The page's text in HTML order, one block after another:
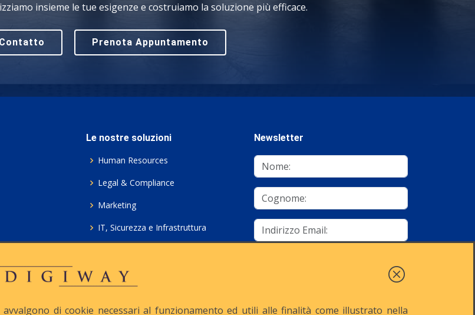
insieme le tue esigenze e costruiamo la soluzione più efficace.
Prenota Appuntamento
Le nostre soluzioni
Human Resources
Legal & Compliance
Marketing
IT, Sicurezza e Infrastruttura
Consulenza ICT e Licenze
Newsletter
di cookie necessari al funzionamento ed utili alle finalità come illustrato nella